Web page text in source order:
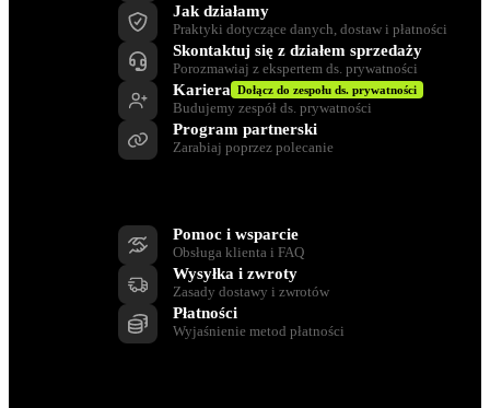
Jak działamy
Praktyki dotyczące danych, dostaw i płatności
Skontaktuj się z działem sprzedaży
Porozmawiaj z ekspertem ds. prywatności
Kariera Dołącz do zespołu ds. prywatności
Budujemy zespół ds. prywatności
Program partnerski
Zarabiaj poprzez polecanie
Pomoc i wsparcie
Obsługa klienta i FAQ
Wysyłka i zwroty
Zasady dostawy i zwrotów
Płatności
Wyjaśnienie metod płatności